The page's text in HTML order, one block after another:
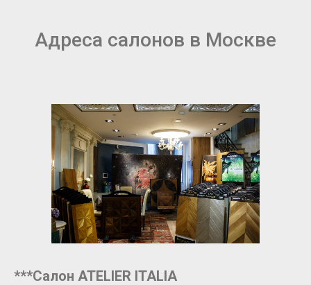
Адреса салонов в Москве
***Салон ATELIER ITALIA